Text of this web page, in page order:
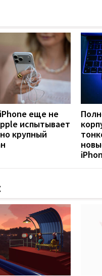
еще не
испытывает
крупный